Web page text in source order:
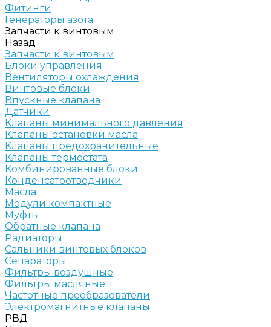
Фитинги
Генераторы азота
Запчасти к винтовым
Назад
Запчасти к винтовым
Блоки управления
Вентиляторы охлаждения
Винтовые блоки
Впускные клапана
Датчики
Клапаны минимального давления
Клапаны остановки масла
Клапаны предохранительные
Клапаны термостата
Комбинированные блоки
Конденсатоотводчики
Масла
Модули компактные
Муфты
Обратные клапана
Радиаторы
Сальники винтовых блоков
Сепараторы
Фильтры воздушные
Фильтры масляные
Частотные преобразователи
Электромагнитные клапаны
РВД